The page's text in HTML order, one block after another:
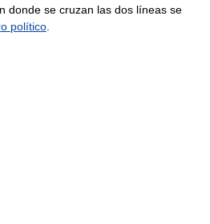
donde se cruzan las dos líneas se
político